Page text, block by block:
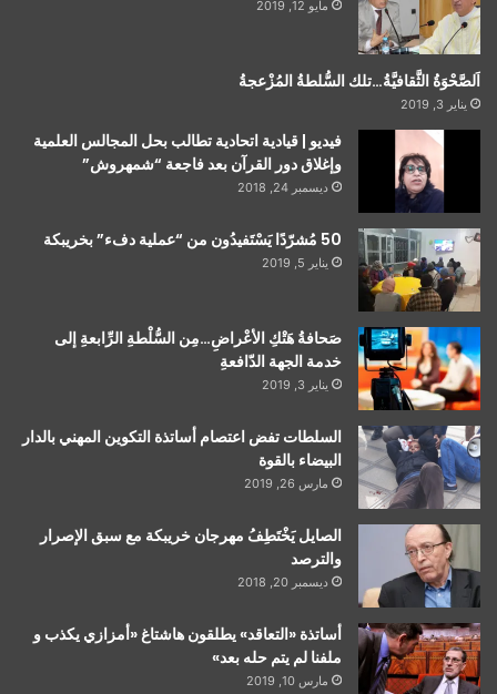
مايو 12, 2019
اَلصَّحْوَةُ الثَّقافيَّةُ…تلك السُّلطةُ المُزْعجةُ
يناير 3, 2019
فيديو | قيادية اتحادية تطالب بحل المجالس العلمية
وإغلاق دور القرآن بعد فاجعة “شمهروش”
ديسمبر 24, 2018
50 مُشرّدًا يَسْتَفيدُون من “عملية دفء” بخريبكة
يناير 5, 2019
صَحافةُ هَتْكِ الأعْراضِ…مِن السُّلْطةِ الرِّابعةِ إلى
خدمة الجهة الدّافعةِ
يناير 3, 2019
السلطات تفض اعتصام أساتذة التكوين المهني بالدار
البيضاء بالقوة
مارس 26, 2019
الصايل يَخْتَطِفُ مهرجان خريبكة مع سبق الإصرار
والترصد
ديسمبر 20, 2018
أساتذة «التعاقد» يطلقون هاشتاغ «أمزازي يكذب و
ملفنا لم يتم حله بعد»
مارس 10, 2019